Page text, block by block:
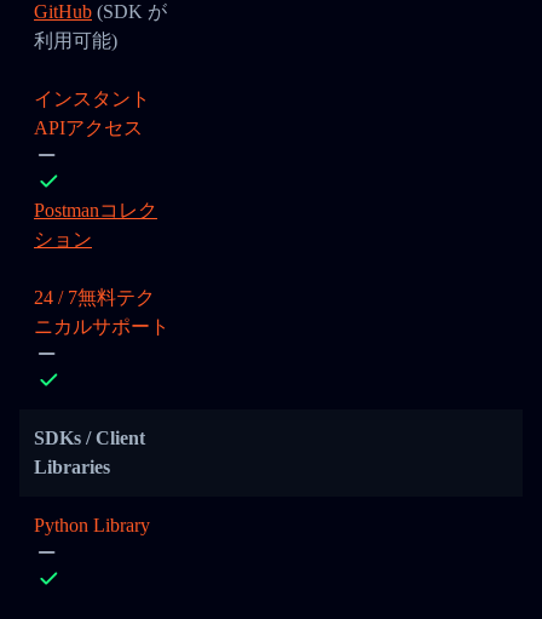
GitHub (SDK が
利用可能)
インスタント
APIアクセス
Postmanコレク
ション
24 / 7無料テク
ニカルサポート
SDKs / Client
Libraries
Python Library